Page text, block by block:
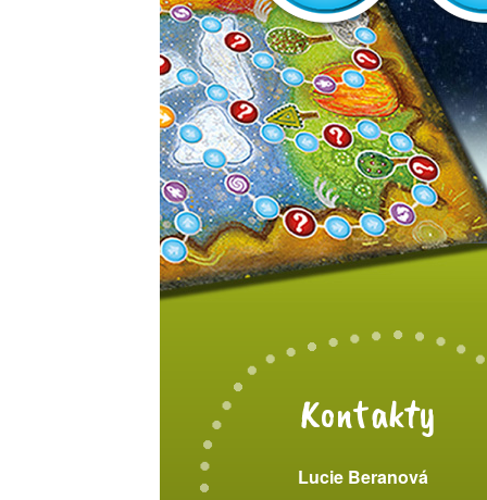
Kontakty
Lucie Beranová